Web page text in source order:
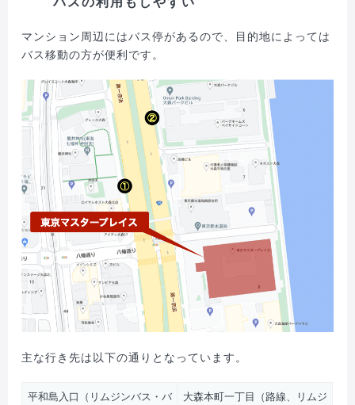
マンション周辺にはバス停があるので、目的地によっては
バス移動の方が便利です。
主な行き先は以下の通りとなっています。
平和島入口（リムジンバス・バ
大森本町一丁目（路線、リムジ